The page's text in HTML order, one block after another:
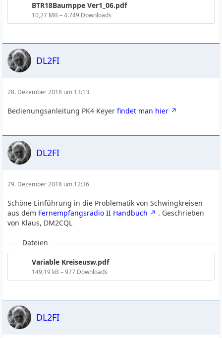
BTR18Baumppe Ver1_06.pdf
10,27 MB – 4.749 Downloads
DL2FI
28. Dezember 2018 um 13:13
Bedienungsanleitung PK4 Keyerfindet man hier
DL2FI
29. Dezember 2018 um 12:36
Schöne Einführung in die Problematik von Schwingkreisen
aus dem Fernempfangsradio II Handbuch
. Geschrieben
von Klaus, DM2CQL
Dateien
Variable Kreiseusw.pdf
149,19 kB – 977 Downloads
DL2FI